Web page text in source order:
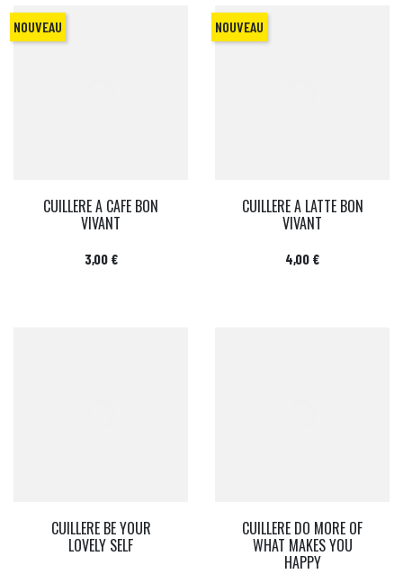
CUILLERE A CAFE BON
VIVANT
Prix
3,00 €
NOUVEAU
CUILLERE A LATTE BON
VIVANT
Prix
4,00 €
NOUVEAU
CUILLERE BE YOUR
LOVELY SELF
CUILLERE DO MORE OF
WHAT MAKES YOU
HAPPY